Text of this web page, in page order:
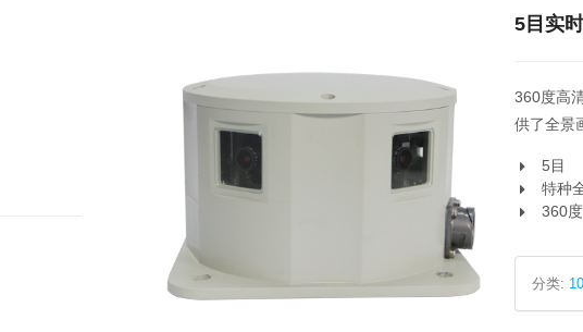
5目实
360度高
供了全景
5目
特种
360度
分类: